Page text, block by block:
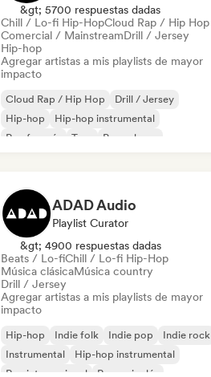
&gt; 5700 respuestas dadas
Chill / Lo-fi Hip-HopCloud Rap / Hip Hop
Comercial / MainstreamDrill / Jersey
Hip-hop
Agregar artistas a mis playlists de mayor
impacto
Cloud Rap / Hip Hop
Drill / Jersey
Hip-hop
Hip-hop instrumental
Rap francés
Trap
Pop urbano
ADAD Audio
Playlist Curator
&gt; 4900 respuestas dadas
Beats / Lo-fiChill / Lo-fi Hip-Hop
Música clásicaMúsica country
Drill / Jersey
Agregar artistas a mis playlists de mayor
impacto
Hip-hop Indie folk Indie pop
Indie rock
Instrumental
Hip-hop instrumental
Rap internacional
Rap en inglés